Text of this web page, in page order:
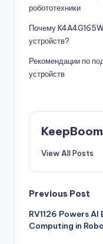
робототехники
Почему
устройств?
Рекомендации по
устройств
View All Posts
Post
Previous Post
RV1126 Powers AI
Computing in